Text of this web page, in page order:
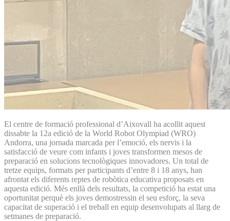
El centre de formació professional d’Aixovall ha acollit aquest
dissabte la 12a edició de la World Robot Olympiad (WRO)
Andorra, una jornada marcada per l’emoció, els nervis i la
satisfacció de veure com infants i joves transformen mesos de
preparació en solucions tecnològiques innovadores. Un total de
tretze equips, formats per participants d’entre 8 i 18 anys, han
afrontat els diferents reptes de robòtica educativa proposats en
aquesta edició. Més enllà dels resultats, la competició ha estat una
oportunitat perquè els joves demostressin el seu esforç, la seva
capacitat de superació i el treball en equip desenvolupats al llarg de
setmanes de preparació.